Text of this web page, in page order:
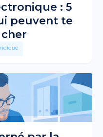
: 5
peuvent te